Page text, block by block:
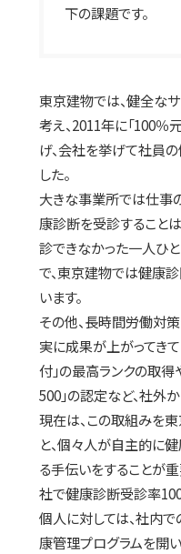
下の課題です。
東京建物では、健全な
考え、2011年に「100％
げ、会社を挙げて社員
した。
大きな事業所では仕事
康診断を受診すること
診できなかった一人ひ
で、東京建物では健康
います。
その他、長時間労働対
実に成果が上がってき
付」の最高ランクの取
500」の認定など、社外
現在は、この取組みを
と、個々人が自主的に
る手伝いをすることが
社で健康診断受診率
個人に対しては、社内
康管理プログラムを開